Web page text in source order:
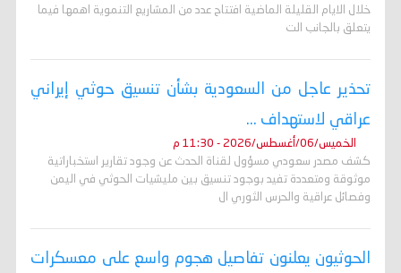
خلال الايام القليلة الماضية افتتاح عدد من المشاريع التنموية اهمها فيما
يتعلق بالجانب الت
تحذير عاجل من السعودية بشأن تنسيق حوثي إيراني
عراقي لاستهداف ...
الخميس/06/أغسطس/2026 - 11:30 م
كشف مصدر سعودي مسؤول لقناة الحدث عن وجود تقارير استخباراتية
موثوقة ومتعددة تفيد بوجود تنسيق بين مليشيات الحوثي في اليمن
وفصائل عراقية والحرس الثوري ال
الحوثيون يعلنون تفاصيل هجوم واسع على معسكرات